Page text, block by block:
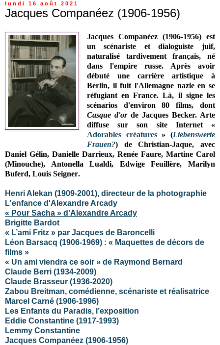
lundi 16 août 2021
Jacques Companéez (1906-1956)
Jacques Companéez (1906-1956) est
un scénariste et dialoguiste juif,
naturalisé tardivement français, né
dans l'empire russe. Après avoir
débuté une carrière artistique à
Berlin, il fuit l'Allemagne nazie en se
réfugiant en France. Là, il signe les
scénarios d'environ 80 films, dont
Casque d'orde Jacques Becker. Arte
diffuse sur son site Internet «
Adorables créatures» (Liebenswerte
Frauen?) de Christian-Jaque, avec
Daniel Gélin, Danielle Darrieux, Renée Faure, Martine Carol
(Minouche), Antonella Lualdi, Edwige Feuillère, Marilyn
Buferd, Louis Seigner.
Henri Alekan (1909-2001), directeur de la photographie
L'enfance d'Alexandre Arcady
« Pour Sacha » d'Alexandre Arcady
Brigitte Bardot
« L’ami Fritz » par Jacques de Baroncelli
Léon Barsacq (1906-1969) : « Maquettes de décors de
films »
« Un ami viendra ce soir » de Raymond Bernard
Claude Berri (1934-2009)
Claude Brasseur (1936-2020)
Zabou Breitman, comédienne, scénariste et réalisatrice
Marcel Carné (1906-1996)
Les Enfants du Paradis, l’exposition
Eddie Constantine (1917-1993)
Lemmy Constantine
Jacques Companéez (1906-1956)